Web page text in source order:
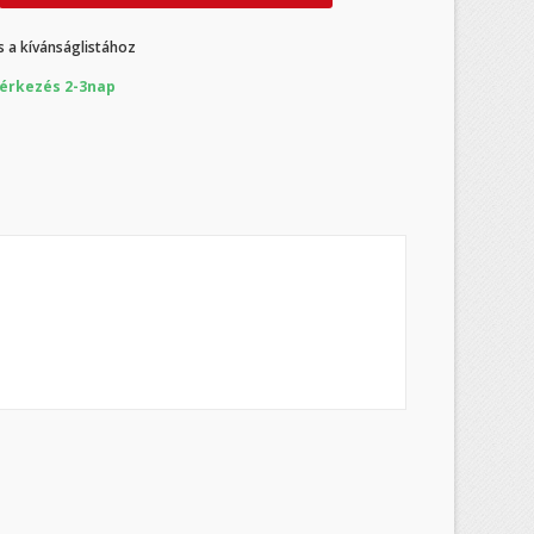
a kívánságlistához
2-3nap
×